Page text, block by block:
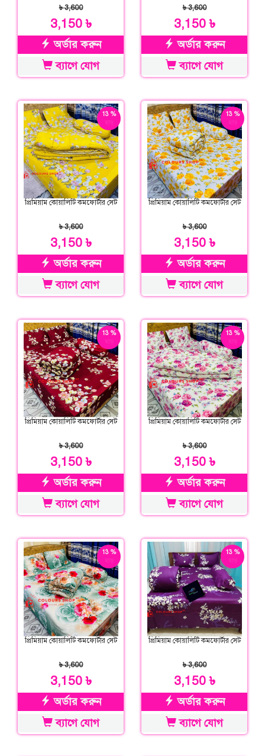
৳ 3,600
3,150 ৳
অর্ডার করুন
ব্যাগে যোগ
৳ 3,600
3,150 ৳
অর্ডার করুন
ব্যাগে যোগ
13 %
প্রিমিয়াম কোয়ালিটি কমফোর্টার সেট
৳ 3,600
3,150 ৳
অর্ডার করুন
ব্যাগে যোগ
13 %
প্রিমিয়াম কোয়ালিটি কমফোর্টার সেট
৳ 3,600
3,150 ৳
অর্ডার করুন
ব্যাগে যোগ
13 %
প্রিমিয়াম কোয়ালিটি কমফোর্টার সেট
৳ 3,600
3,150 ৳
অর্ডার করুন
ব্যাগে যোগ
13 %
প্রিমিয়াম কোয়ালিটি কমফোর্টার সেট
৳ 3,600
3,150 ৳
অর্ডার করুন
ব্যাগে যোগ
13 %
প্রিমিয়াম কোয়ালিটি কমফোর্টার সেট
৳ 3,600
3,150 ৳
অর্ডার করুন
ব্যাগে যোগ
13 %
প্রিমিয়াম কোয়ালিটি কমফোর্টার সেট
৳ 3,600
3,150 ৳
অর্ডার করুন
ব্যাগে যোগ